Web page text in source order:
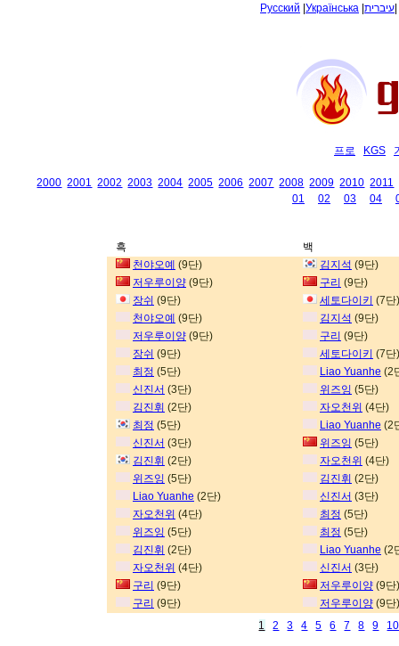
Русский Українська עיברית
프로 KGS
2000 2001 2002 2003 2004 2005 2006 2007 2008 2009 2010 2011
01
02 03 04
흑
백
천야오예 (9단) 김지석 (9단)
저우루이양 (9단) 구리 (9단)
장쉬 (9단) 세토다이키 (7단)
천야오예 (9단) 김지석 (9단)
저우루이양 (9단) 구리 (9단)
장쉬 (9단) 세토다이키 (7단)
최정 (5단) Liao Yuanhe (2
신진서 (3단) 위즈잉 (5단)
김진휘 (2단) 자오천위 (4단)
최정 (5단) Liao Yuanhe (2
신진서 (3단) 위즈잉 (5단)
김진휘 (2단) 자오천위 (4단)
위즈잉 (5단) 김진휘 (2단)
Liao Yuanhe (2단) 신진서 (3단)
자오천위 (4단) 최정 (5단)
위즈잉 (5단) 최정 (5단)
김진휘 (2단) Liao Yuanhe (2
자오천위 (4단) 신진서 (3단)
구리 (9단) 저우루이양 (9단)
구리 (9단) 저우루이양 (9단)
1
2 3 4 5 6 7 8 9 10